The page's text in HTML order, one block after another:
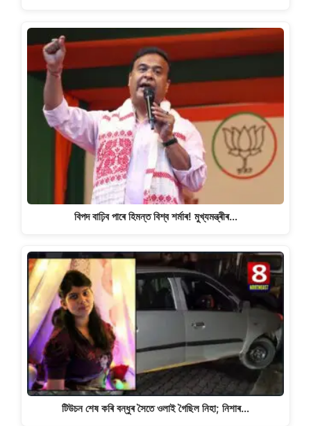
বিপদ বাঢ়িব পাৰে হিমন্ত বিশ্ব শৰ্মাৰ! মুখ্যমন্ত্ৰীৰ…
টিউচন শেষ কৰি বন্ধুৰ সৈতে ওলাই গৈছিল নিহা; নিশাৰ…